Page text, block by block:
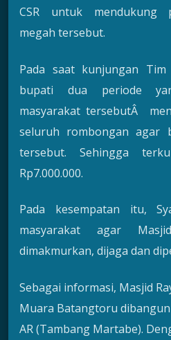
CSR untuk mendukung
megah tersebut.
Pada saat kunjungan
bupati dua periode
masyarakat tersebutÂ
seluruh rombongan agar
tersebut. Sehingga
Rp7.000.000.
Pada kesempatan itu,
masyarakat agar
dimakmurkan, dijaga dan
Sebagai informasi, Masjid
Muara Batangtoru dibangun
AR (Tambang Martabe).